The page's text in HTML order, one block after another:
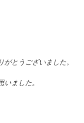
とうございました。
ました。